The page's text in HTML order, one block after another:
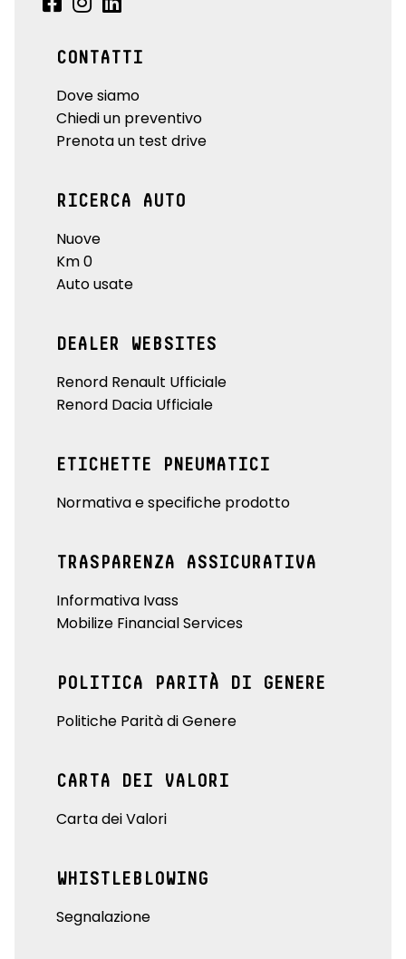
CONTATTI
Dove siamo
Chiedi un preventivo
Prenota un test drive
RICERCA AUTO
Nuove
Km 0
Auto usate
DEALER WEBSITES
Renord Renault Ufficiale
Renord Dacia Ufficiale
ETICHETTE PNEUMATICI
Normativa e specifiche prodotto
TRASPARENZA ASSICURATIVA
Informativa Ivass
Mobilize Financial Services
POLITICA PARITÀ DI GENERE
Politiche Parità di Genere
CARTA DEI VALORI
Carta dei Valori
WHISTLEBLOWING
Segnalazione